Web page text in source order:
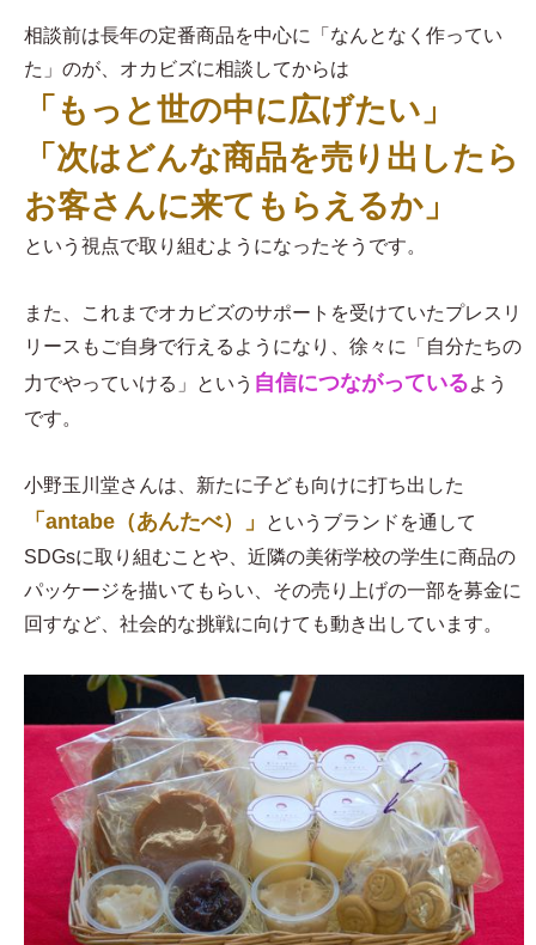
相談前は長年の定番商品を中心に「なんとなく作ってい
た」のが、オカビズに相談してからは
「もっと世の中に広げたい」
「次はどんな商品を売り出したら
お客さんに来てもらえるか」
という視点で取り組むようになったそうです。
また、これまでオカビズのサポートを受けていたプレスリ
リースもご自身で行えるようになり、徐々に「自分たちの
力でやっていける」という 自信につながっているよう
です。
小野玉川堂さんは、新たに子ども向けに打ち出した
「antabe（あんたべ）」
というブランドを通して
SDGsに取り組むことや、近隣の美術学校の学生に商品の
パッケージを描いてもらい、その売り上げの一部を募金に
回すなど、社会的な挑戦に向けても動き出しています。